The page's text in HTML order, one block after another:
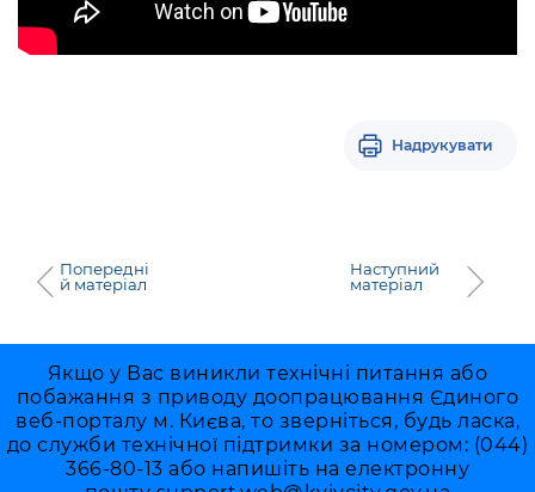
Надрукувати
Попередні
й матеріал
Наступний
матеріал
Якщо у Вас виникли технічні питання або
побажання з приводу доопрацювання Єдиного
веб-порталу м. Києва, то зверніться, будь ласка,
до служби технічної підтримки за номером: (044)
366-80-13 або напишіть на електронну